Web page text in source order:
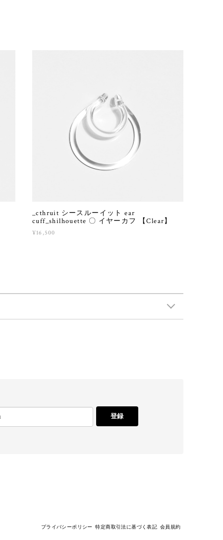
_cthruit シースルーイット ear
cuff_shilhouette 〇 イヤーカフ 【Clear】
¥16,500
登録
プライバシーポリシー 特定商取引法に基づく表記 会員規約